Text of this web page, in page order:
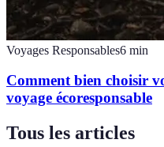
Voyages Responsables6 min
Comment bien choisir
voyage écoresponsable
Tous les articles